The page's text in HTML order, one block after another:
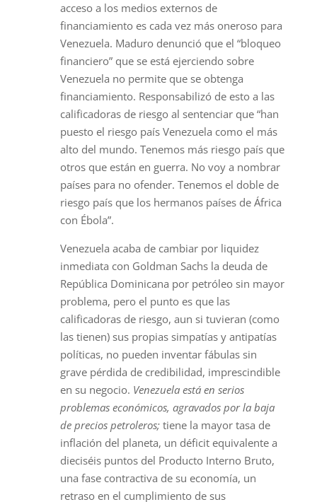
acceso a los medios externos de
financiamiento es cada vez más oneroso para
Venezuela. Maduro denunció que el “bloqueo
financiero” que se está ejerciendo sobre
Venezuela no permite que se obtenga
financiamiento. Responsabilizó de esto a las
calificadoras de riesgo al sentenciar que “han
puesto el riesgo país Venezuela como el más
alto del mundo. Tenemos más riesgo país que
otros que están en guerra. No voy a nombrar
países para no ofender. Tenemos el doble de
riesgo país que los hermanos países de África
con Ébola”.
Venezuela acaba de cambiar por liquidez
inmediata con Goldman Sachs la deuda de
República Dominicana por petróleo sin mayor
problema, pero el punto es que las
calificadoras de riesgo, aun si tuvieran (como
las tienen) sus propias simpatías y antipatías
políticas, no pueden inventar fábulas sin
grave pérdida de credibilidad, imprescindible
en su negocio. Venezuela está en serios
problemas económicos, agravados por la baja
de precios petroleros;tiene la mayor tasa de
inflación del planeta, un déficit equivalente a
dieciséis puntos del Producto Interno Bruto,
una fase contractiva de su economía, un
retraso en el cumplimiento de sus